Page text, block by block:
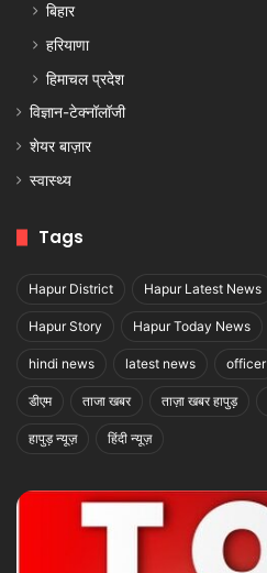
बिहार
हरियाणा
हिमाचल प्रदेश
विज्ञान-टेक्नॉलॉजी
शेयर बाज़ार
स्वास्थ्य
Tags
Hapur District Hapur Latest News
Hapur Story Hapur Today News
hindi news latest news officer
डीएम ताजा खबर ताज़ा खबर हापुड़
हापुड़ न्यूज़ हिंदी न्यूज़